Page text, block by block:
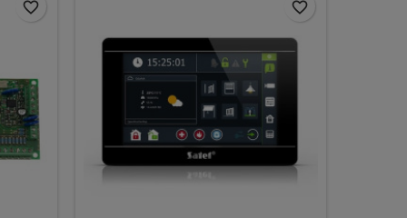
favorite_border favorite_border